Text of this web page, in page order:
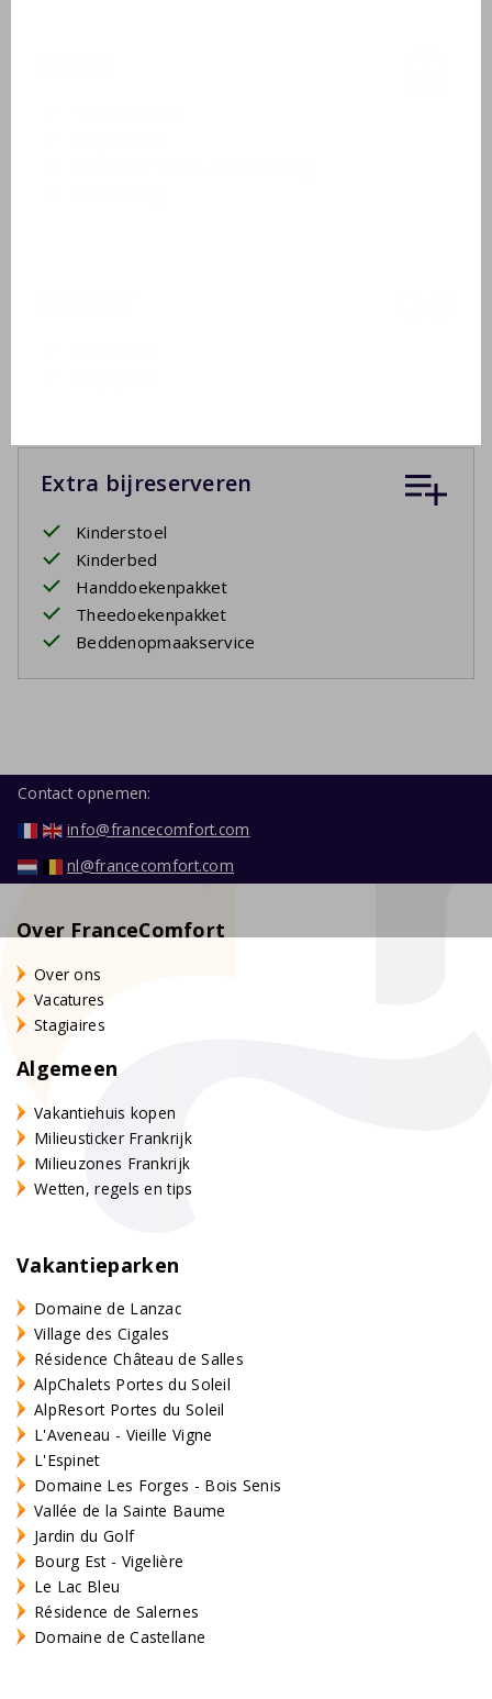
Extra bijreserveren
Kinderstoel
Kinderbed
Handdoekenpakket
Theedoekenpakket
Beddenopmaakservice
Contact opnemen:
info@francecomfort.com
nl@francecomfort.com
Over FranceComfort
Over ons
Vacatures
Stagiaires
Algemeen
Vakantiehuis kopen
Milieusticker Frankrijk
Milieuzones Frankrijk
Wetten, regels en tips
Vakantieparken
Domaine de Lanzac
Village des Cigales
Résidence Château de Salles
AlpChalets Portes du Soleil
AlpResort Portes du Soleil
L'Aveneau - Vieille Vigne
L'Espinet
Domaine Les Forges - Bois Senis
Vallée de la Sainte Baume
Jardin du Golf
Bourg Est - Vigelière
Le Lac Bleu
Résidence de Salernes
Domaine de Castellane